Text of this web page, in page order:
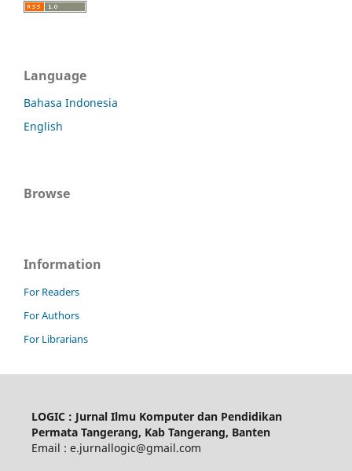
Language
Bahasa Indonesia
English
Browse
Information
For Readers
For Authors
For Librarians
LOGIC : Jurnal Ilmu Komputer dan Pendidikan
Permata Tangerang, Kab Tangerang, Banten
Email : e.jurnallogic@gmail.com